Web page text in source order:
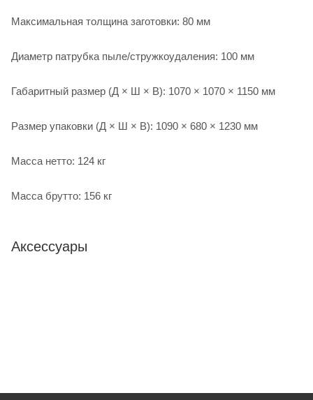
Максимальная толщина заготовки: 80 мм
Диаметр патрубка пыле/стружкоудаления: 100 мм
Габаритный размер (Д × Ш × В): 1070 × 1070 × 1150 мм
Размер упаковки (Д × Ш × В): 1090 × 680 × 1230 мм
Масса нетто: 124 кг
Масса брутто: 156 кг
Аксессуары